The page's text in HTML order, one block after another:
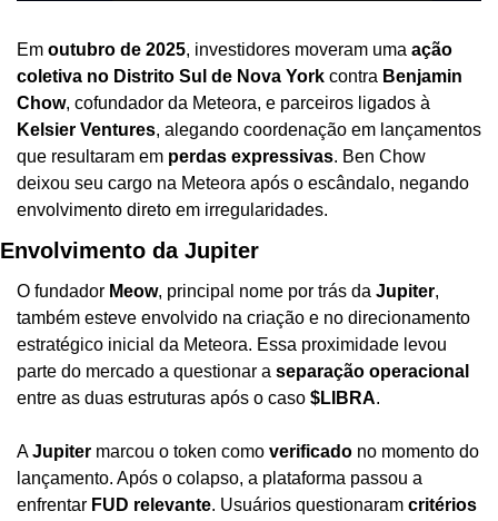
Em outubro de 2025, investidores moveram uma ação
coletiva no Distrito Sul de Nova York contra Benjamin
Chow
Kelsier Ventures, alegando coordenação em lançamentos
que resultaram em perdas expressivas. Ben Chow
deixou seu cargo na Meteora após o escândalo, negando
envolvimento direto em irregularidades.
Envolvimento da Jupiter
O fundador Meow, principal nome por trás da Jupiter,
também esteve envolvido na criação e no direcionamento
estratégico inicial da Meteora. Essa proximidade levou
parte do mercado a questionar a separação operacional
entre as duas estruturas após o caso $LIBRA.
A Jupiter marcou o token como verificado no momento do
lançamento. Após o colapso, a plataforma passou a
enfrentar FUD relevante. Usuários questionaram critérios